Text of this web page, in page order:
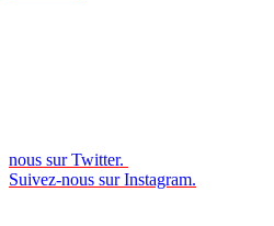
nous sur Twitter.
Suivez-nous sur Instagram.